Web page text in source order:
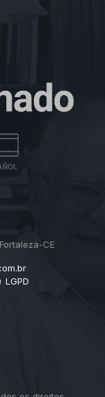
CE
LGPD